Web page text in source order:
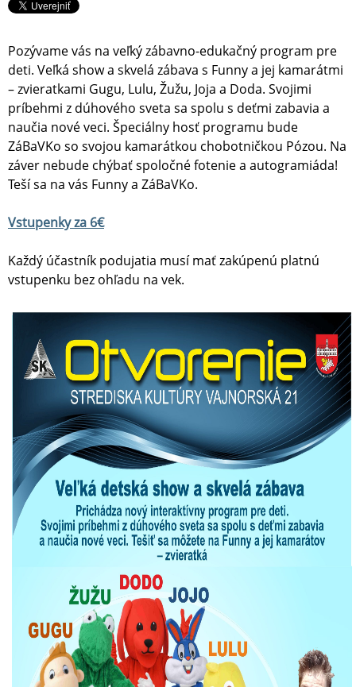
Pozývame vás na veľký zábavno-edukačný program pre
deti. Veľká show a skvelá zábava s Funny a jej kamarátmi
– zvieratkami Gugu, Lulu, Žužu, Joja a Doda. Svojimi
príbehmi z dúhového sveta sa spolu s deťmi zabavia a
naučia nové veci. Špeciálny hosť programu bude
ZáBaVKo so svojou kamarátkou chobotničkou Pózou. Na
záver nebude chýbať spoločné fotenie a autogramiáda!
Teší sa na vás Funny a ZáBaVKo.
Vstupenky za 6€
Každý účastník podujatia musí mať zakúpenú platnú
vstupenku bez ohľadu na vek.